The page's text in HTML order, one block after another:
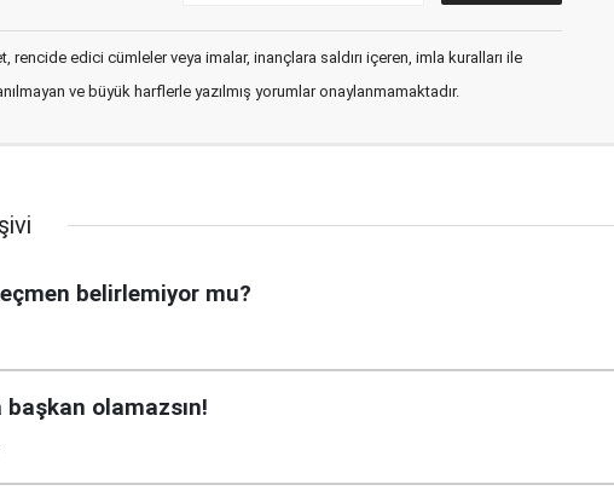
rencide edici cümleler veya imalar, inançlara saldırı içeren, imla kuralları ile
ve büyük harflerle yazılmış yorumlar onaylanmamaktadır.
belirlemiyor mu?
olamazsın!